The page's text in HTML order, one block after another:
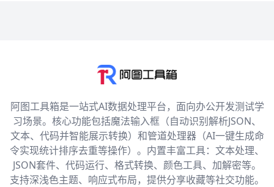
阿图工具箱是一站式AI数据处理平台，面向办公开发测试学
习场景。核心功能包括魔法输入框（自动识别解析JSON、
文本、代码并智能展示转换）和管道处理器（AI一键生成命
令实现统计排序去重等操作）。内置丰富工具：文本处理、
JSON套件、代码运行、格式转换、颜色工具、加解密等。
支持深浅色主题、响应式布局，提供分享收藏等社交功能。